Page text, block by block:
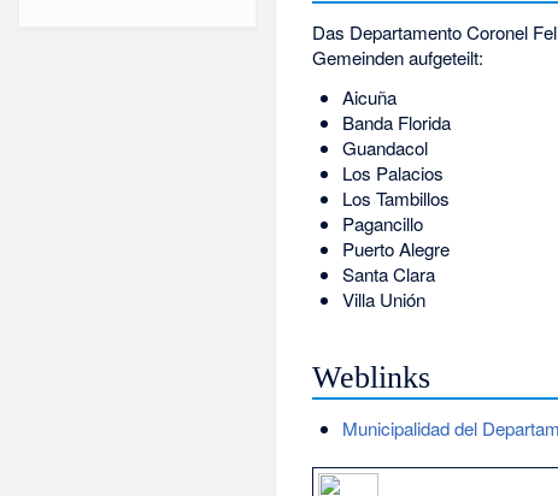
Das Departamento Coronel
Gemeinden aufgeteilt:
Aicuña
Banda Florida
Guandacol
Los Palacios
Los Tambillos
Pagancillo
Puerto Alegre
Santa Clara
Villa Unión
Weblinks
Municipalidad del